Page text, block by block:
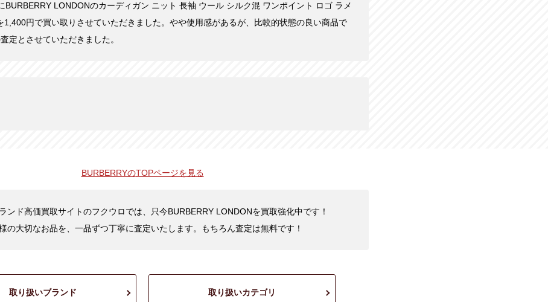
BURBERRY LONDONのカーディガン ニット 長袖 ウール シルク混 ワンポイント ロゴ ラメ
1,400円で買い取りさせていただきました。やや使用感があるが、比較的状態の良い商品で
定とさせていただきました。
BURBERRYのTOPページを見る
ンド高価買取サイトのフクウロでは、只今BURBERRY LONDONを買取強化中です！
の大切なお品を、一品ずつ丁寧に査定いたします。もちろん査定は無料です！
取り扱いブランド 取り扱いカテゴリ